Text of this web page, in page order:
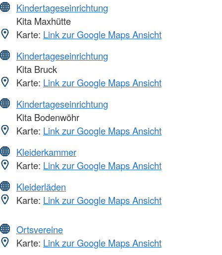
Kindertageseinrichtung
Kita Maxhütte
Karte: Link zur Google Maps Ansicht
Kindertageseinrichtung
Kita Bruck
Karte: Link zur Google Maps Ansicht
Kindertageseinrichtung
Kita Bodenwöhr
Karte: Link zur Google Maps Ansicht
Kleiderkammer
Karte: Link zur Google Maps Ansicht
Kleiderläden
Karte: Link zur Google Maps Ansicht
Ortsvereine
Karte: Link zur Google Maps Ansicht